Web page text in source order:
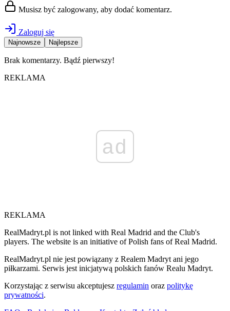
Musisz być zalogowany, aby dodać komentarz.
Zaloguj się
Najnowsze Najlepsze
Brak komentarzy. Bądź pierwszy!
REKLAMA
ad
REKLAMA
RealMadryt.pl is not linked with Real Madrid and the Club's
players. The website is an initiative of Polish fans of Real Madrid.
RealMadryt.pl nie jest powiązany z Realem Madryt ani jego
piłkarzami. Serwis jest inicjatywą polskich fanów Realu Madryt.
Korzystając z serwisu akceptujesz regulamin oraz politykę
prywatności.